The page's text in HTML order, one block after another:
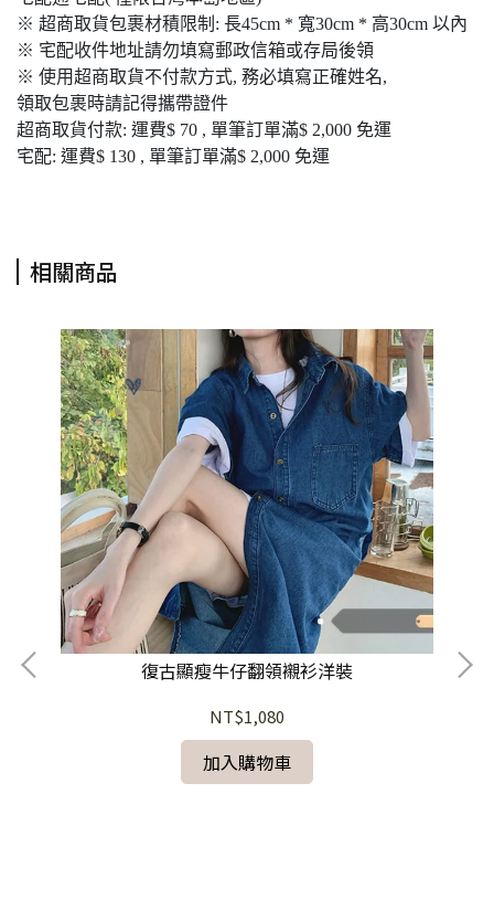
※ 超商取貨包裹材積限制: 長45cm * 寬30cm * 高30cm 以內
※ 宅配收件地址請勿填寫郵政信箱或存局後領
※ 使用超商取貨不付款方式, 務必填寫正確姓名,
領取包裹時請記得攜帶證件
超商取貨付款: 運費$ 70 , 單筆訂單滿$ 2,000 免運
宅配: 運費$ 130 , 單筆訂單滿$ 2,000 免運
相關商品
復古顯瘦牛仔翻領襯衫洋裝
NT$1,080
加入購物車